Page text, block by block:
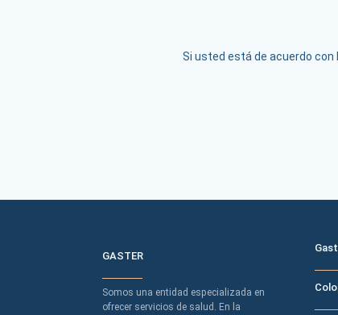
Si usted está de acuerdo con
GASTER
Somos una entidad especializada en
ofrecer servicios de salud. En la